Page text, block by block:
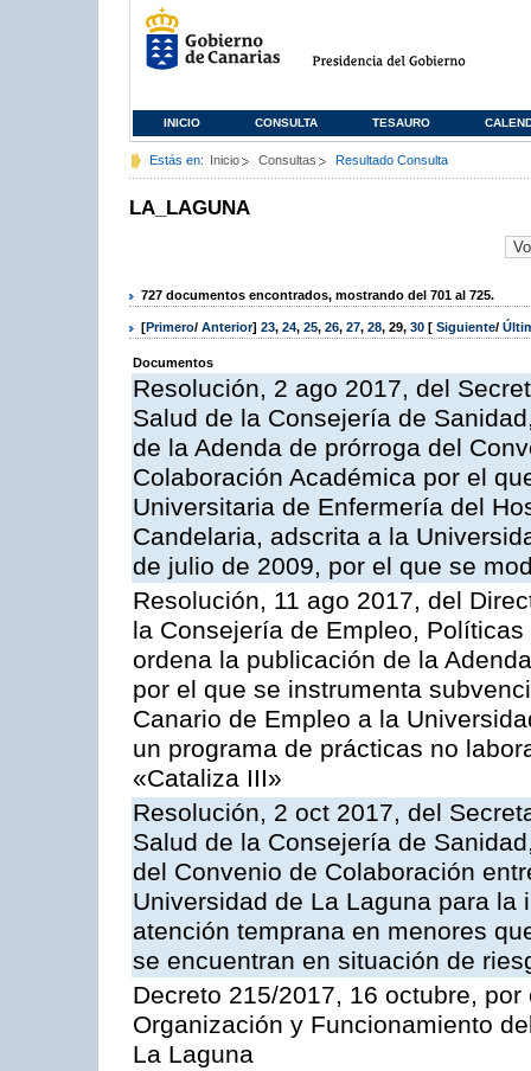
INICIO CONSULTA TESAURO
Estás en: Inicio Consultas Resultado Consulta
LA_LAGUNA
727 documentos encontrados, mostrando del 701 al 725.
[Primero/ Anterior] 23, 24, 25, 26, 27, 28, 29, 30 [ Siguiente/
Documentos
Resolución, 2 ago 2017, del
Salud de la Consejería de
de la Adenda de prórroga del
Colaboración Académica por el
Universitaria de Enfermería del
Candelaria, adscrita a la
de julio de 2009, por el que se
Resolución, 11 ago 2017, del
la Consejería de Empleo,
ordena la publicación de la
por el que se instrumenta
Canario de Empleo a la
un programa de prácticas no
«Cataliza III»
Resolución, 2 oct 2017, del
Salud de la Consejería de
del Convenio de Colaboración
Universidad de La Laguna para
atención temprana en menores
se encuentran en situación de
Decreto 215/2017, 16 octubre,
Organización y Funcionamiento
La Laguna